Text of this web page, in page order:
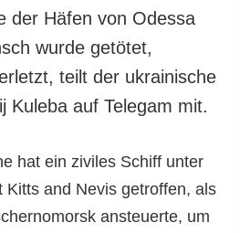
der Häfen von Odessa
wurde getötet,
teilt der ukrainische
Kuleba auf Telegam mit.
hat ein ziviles Schiff unter
Kitts and Nevis getroffen, als
ansteuerte, um